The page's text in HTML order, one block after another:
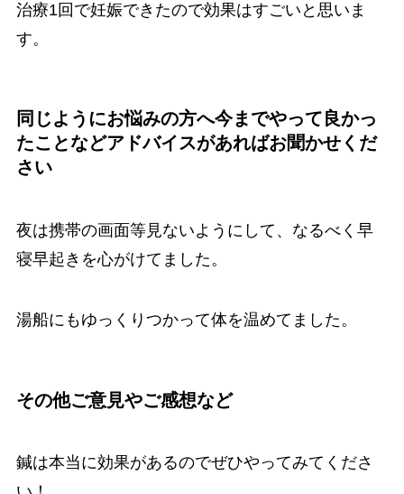
治療1回で妊娠できたので効果はすごいと思いま
す。
同じようにお悩みの方へ今までやって良かっ
たことなどアドバイスがあればお聞かせくだ
さい
夜は携帯の画面等見ないようにして、なるべく早
寝早起きを心がけてました。
湯船にもゆっくりつかって体を温めてました。
その他ご意見やご感想など
鍼は本当に効果があるのでぜひやってみてくださ